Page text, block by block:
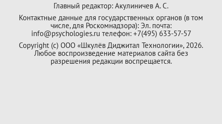
Главный редактор: Акулиничев А. С.
Контактные данные для государственных органов (в том
числе, для Роскомнадзора): Эл. почта:
info@psychologies.ru телефон: +7(495) 633-57-57
Copyright (с) ООО «Шкулёв Диджитал Технологии», 2026.
Любое воспроизведение материалов сайта без
разрешения редакции воспрещается.